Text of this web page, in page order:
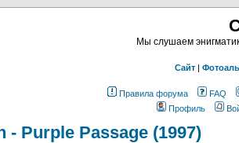
Мы слушаем
Сайт |
Правила форума FAQ
Профиль
Purple Passage (1997)